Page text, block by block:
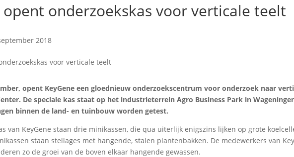
opent onderzoekskas voor verticale teelt
2018
opent KeyGene een gloednieuw onderzoekscentrum voor onderzoek naar
De speciale kas staat op het industrieterrein Agro Business Park in
binnen de land- en tuinbouw worden getest.
van KeyGene staan drie minikassen, die qua uiterlijk enigszins lijken op grote
staan stellages met hangende, stalen plantenbakken. De medewerkers van
zo de groei van de boven elkaar hangende gewassen.